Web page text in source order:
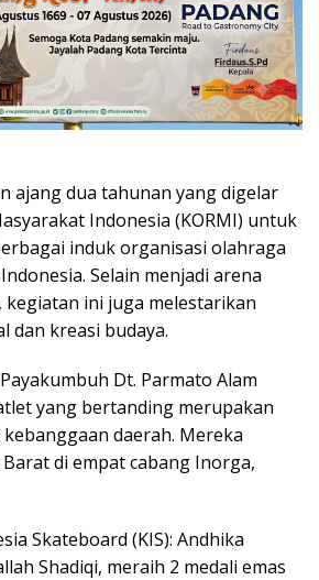
ajang dua tahunan yang digelar
Indonesia (KORMI) untuk
induk organisasi olahraga
Selain menjadi arena
ini juga melestarikan
dan kreasi budaya.
Dt. Parmato Alam
yang bertanding merupakan
daerah. Mereka
di empat cabang Inorga,
Skateboard (KIS): Andhika
Shadiqi, meraih 2 medali emas